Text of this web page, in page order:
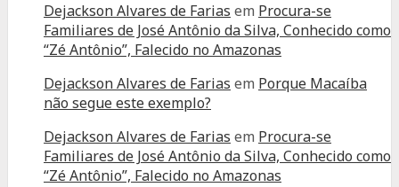
Dejackson Alvares de Farias em Procura-se
Familiares de José Antônio da Silva, Conhecido como
“Zé Antônio”, Falecido no Amazonas
Dejackson Alvares de Farias em Porque Macaíba
não segue este exemplo?
Dejackson Alvares de Farias em Procura-se
Familiares de José Antônio da Silva, Conhecido como
“Zé Antônio”, Falecido no Amazonas